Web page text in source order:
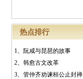
热点排行
1、 阮咸与琵琶的故事
2、 韩愈古文改革
3、 管仲齐劝谏桓公止封禅